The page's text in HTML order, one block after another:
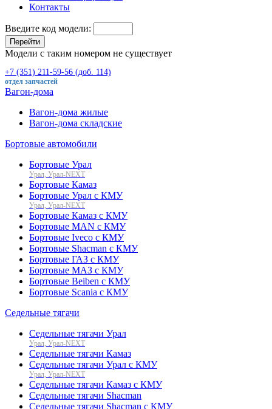
Контакты
Введите код модели:
Перейти
Модели с таким номером не существует
+7 (351) 211-59-56 (доб. 114)
отдел запчастей
Вагон-дома
Вагон-дома жилые
Вагон-дома складские
Бортовые автомобили
Бортовые Урал
Урал, Урал-NEXT
Бортовые Камаз
Бортовые Урал с КМУ
Урал, Урал-NEXT
Бортовые Камаз с КМУ
Бортовые MAN с КМУ
Бортовые Iveco с КМУ
Бортовые Shacman с КМУ
Бортовые ГАЗ с КМУ
Бортовые МАЗ с КМУ
Бортовые Beiben с КМУ
Бортовые Scania с КМУ
Седельные тягачи
Седельные тягачи Урал
Урал, Урал-NEXT
Седельные тягачи Камаз
Седельные тягачи Урал с КМУ
Урал, Урал-NEXT
Седельные тягачи Камаз с КМУ
Седельные тягачи Shacman
Седельные тягачи Shacman с КМУ